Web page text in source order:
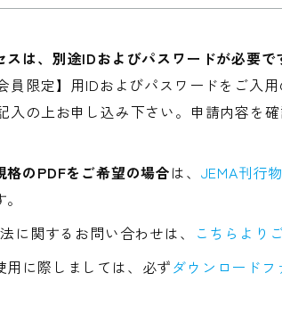
スは、別途IDおよびパスワードが必要で
員限定】用IDおよびパスワードをご入用
入の上お申し込み下さい。申請内容を
のPDFをご希望の場合は、 JEMA刊行
に関するお問い合わせは、
こちらより
に際しましては、必ずダウンロード